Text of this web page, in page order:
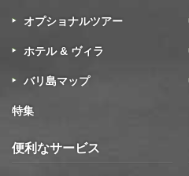
オプショナルツアー
ホテル & ヴィラ
バリ島マップ
特集
便利なサービス